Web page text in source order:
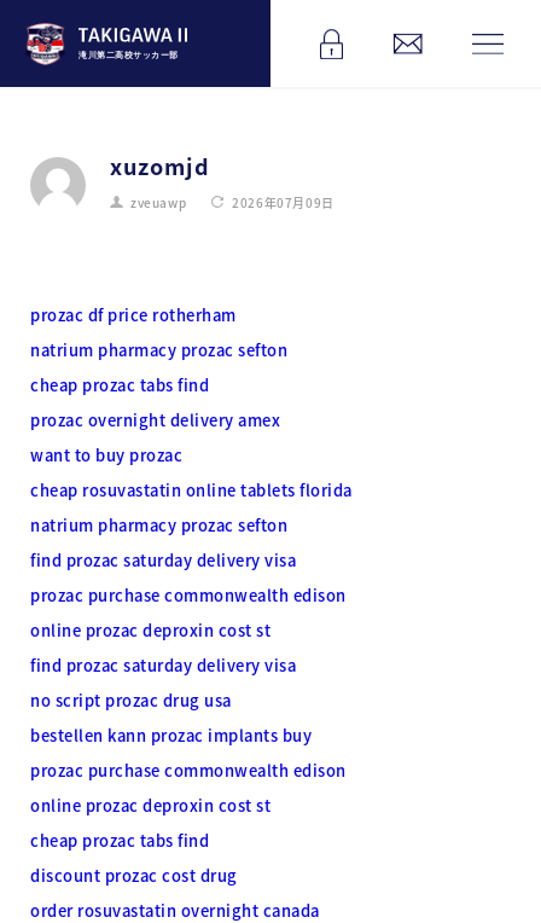
滝川第二高校サッカー部
xuzomjd
zveuawp 2026年07月09日
prozac df price rotherham
natrium pharmacy prozac sefton
cheap prozac tabs find
prozac overnight delivery amex
want to buy prozac
cheap rosuvastatin online tablets florida
natrium pharmacy prozac sefton
find prozac saturday delivery visa
prozac purchase commonwealth edison
online prozac deproxin cost st
find prozac saturday delivery visa
no script prozac drug usa
bestellen kann prozac implants buy
prozac purchase commonwealth edison
online prozac deproxin cost st
cheap prozac tabs find
discount prozac cost drug
order rosuvastatin overnight canada